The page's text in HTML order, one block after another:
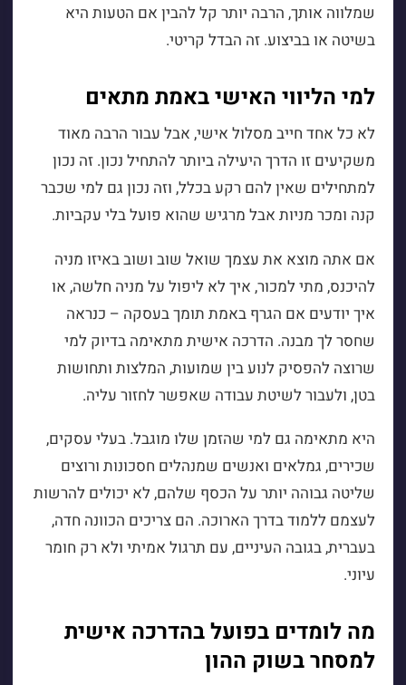
שמלווה אותך, הרבה יותר קל להבין אם הטעות היא
בשיטה או בביצוע. זה הבדל קריטי.
למי הליווי האישי באמת מתאים
לא כל אחד חייב מסלול אישי, אבל עבור הרבה מאוד
משקיעים זו הדרך היעילה ביותר להתחיל נכון. זה נכון
למתחילים שאין להם רקע בכלל, וזה נכון גם למי שכבר
קנה ומכר מניות אבל מרגיש שהוא פועל בלי עקביות.
אם אתה מוצא את עצמך שואל שוב ושוב באיזו מניה
להיכנס, מתי למכור, איך לא ליפול על מניה חלשה, או
איך יודעים אם הגרף באמת תומך בעסקה – כנראה
שחסר לך מבנה. הדרכה אישית מתאימה בדיוק למי
שרוצה להפסיק לנוע בין שמועות, המלצות ותחושות
בטן, ולעבור לשיטת עבודה שאפשר לחזור עליה.
היא מתאימה גם למי שהזמן שלו מוגבל. בעלי עסקים,
שכירים, גמלאים ואנשים שמנהלים חסכונות ורוצים
שליטה גבוהה יותר על הכסף שלהם, לא יכולים להרשות
לעצמם ללמוד בדרך הארוכה. הם צריכים הכוונה חדה,
בעברית, בגובה העיניים, עם תרגול אמיתי ולא רק חומר
עיוני.
מה לומדים בפועל בהדרכה אישית
למסחר בשוק ההון